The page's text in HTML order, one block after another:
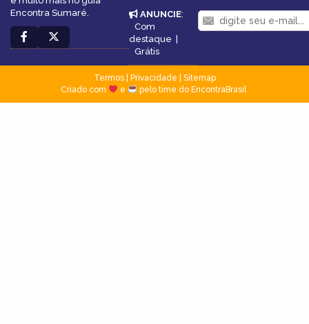
Encontra Sumaré.
ANUNCIE:
Com
destaque
Grátis
Termos| Privacidade
Sitemap
Criado com
e pelo time do EncontraBrasil